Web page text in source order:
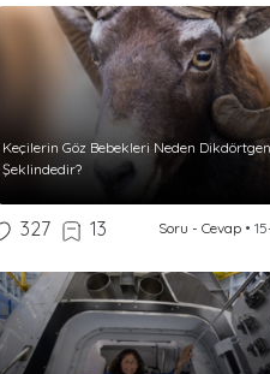
Keçilerin Göz Bebekleri Neden Dikdörtgen
Şeklindedir?
327 13 Soru - Cevap•